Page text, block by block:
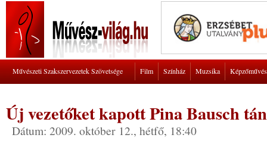
Művészeti Szakszervezetek Szövetsége Film Színház Muzsika
Új vezetőket kapott Pina Bausch
Dátum: 2009. október 12., hétfő, 18:40